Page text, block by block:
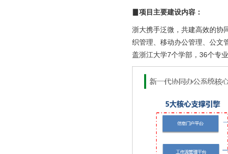
▊项目主要建设内容：
浙大携手泛微，共建高效的协
织管理、移动办公管理、公文
盖浙江大学7个学部，36个专